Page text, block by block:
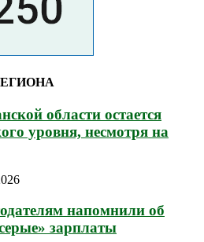
области остается
уровня, несмотря на
напомнили об
зарплаты